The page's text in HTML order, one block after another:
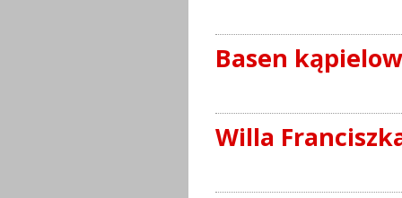
Basen
Willa